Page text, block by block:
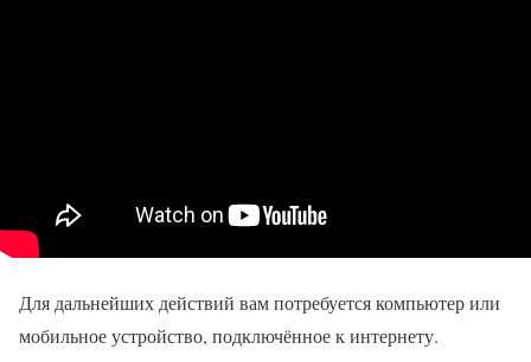
Для дальнейших действий вам потребуется компьютер или
мобильное устройство, подключённое к интернету.